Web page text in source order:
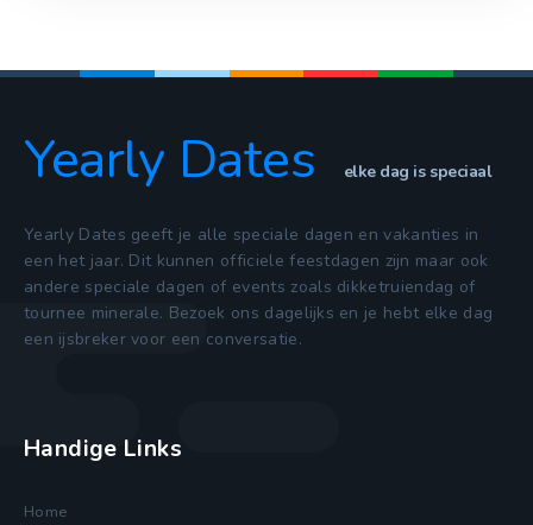
Yearly Dates elke dag is speciaal
Yearly Dates geeft je alle speciale dagen en vakanties in
een het jaar. Dit kunnen officiele feestdagen zijn maar ook
andere speciale dagen of events zoals dikketruiendag of
tournee minerale. Bezoek ons dagelijks en je hebt elke dag
een ijsbreker voor een conversatie.
Handige Links
Home